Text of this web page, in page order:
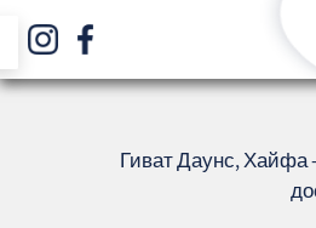
Гиват Даунс, Хайфа